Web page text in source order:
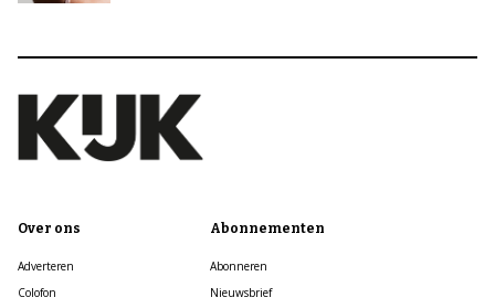
Over ons
Adverteren
Colofon
Abonnementen
Abonneren
Nieuwsbrief